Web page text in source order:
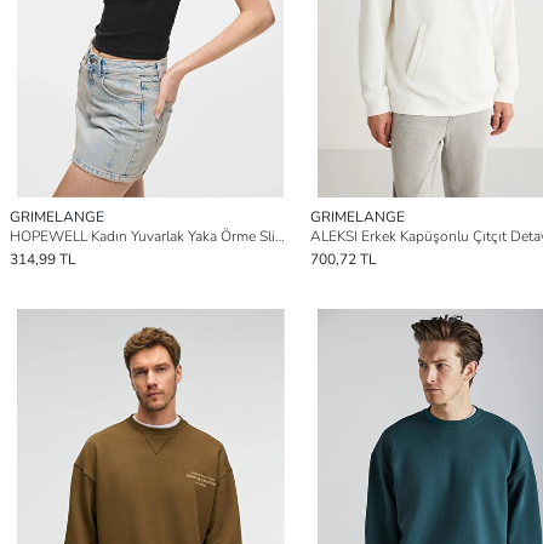
GRIMELANGE
HOPEWELL Kadın Yuvarlak Yaka Örme Slim Fit SİYAH T-Shirt
314,99 TL
GRIMELANGE
700,72 TL